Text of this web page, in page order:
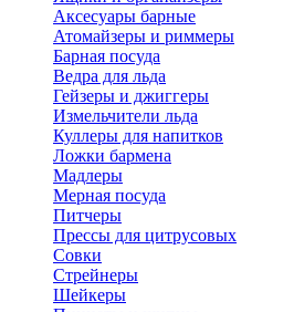
Аксесуары барные
Атомайзеры и риммеры
Барная посуда
Ведра для льда
Гейзеры и джиггеры
Измельчители льда
Куллеры для напитков
Ложки бармена
Мадлеры
Мерная посуда
Питчеры
Прессы для цитрусовых
Совки
Стрейнеры
Шейкеры